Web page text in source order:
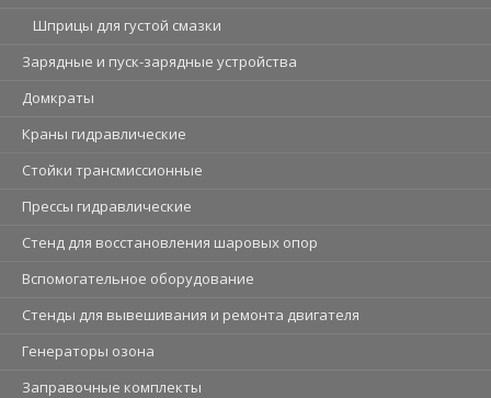
Шприцы для густой смазки
Зарядные и пуск-зарядные устройства
Домкраты
Краны гидравлические
Стойки трансмиссионные
Прессы гидравлические
Стенд для восстановления шаровых опор
Вспомогательное оборудование
Стенды для вывешивания и ремонта двигателя
Генераторы озона
Заправочные комплекты